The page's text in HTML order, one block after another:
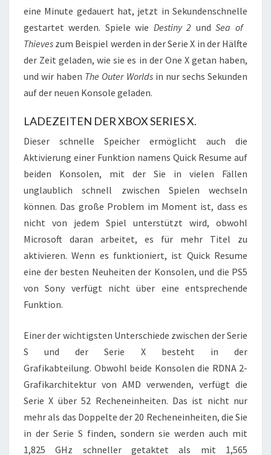
eine Minute gedauert hat, jetzt in Sekundenschnelle
gestartet werden. Spiele wie Destiny 2 undSea of ​​
Thieves zum Beispiel werden in der Serie X in der Hälfte
der Zeit geladen, wie sie es in der One X getan haben,
und wir haben The Outer Worldsin nur sechs Sekunden
auf der neuen Konsole geladen.
LADEZEITEN DER XBOX SERIES X.
Dieser schnelle Speicher ermöglicht auch die
Aktivierung einer Funktion namens Quick Resume auf
beiden Konsolen, mit der Sie in vielen Fällen
unglaublich schnell zwischen Spielen wechseln
können. Das große Problem im Moment ist, dass es
nicht von jedem Spiel unterstützt wird, obwohl
Microsoft daran arbeitet, es für mehr Titel zu
aktivieren. Wenn es funktioniert, ist Quick Resume
eine der besten Neuheiten der Konsolen, und die PS5
von Sony verfügt nicht über eine entsprechende
Funktion.
Einer der wichtigsten Unterschiede zwischen der Serie
S und der Serie X besteht in der
Grafikabteilung. Obwohl beide Konsolen die RDNA 2-
Grafikarchitektur von AMD verwenden, verfügt die
Serie X über 52 Recheneinheiten. Das ist nicht nur
mehr als das Doppelte der 20 Recheneinheiten, die Sie
in der Serie S finden, sondern sie werden auch mit
1,825 GHz schneller getaktet als mit 1,565